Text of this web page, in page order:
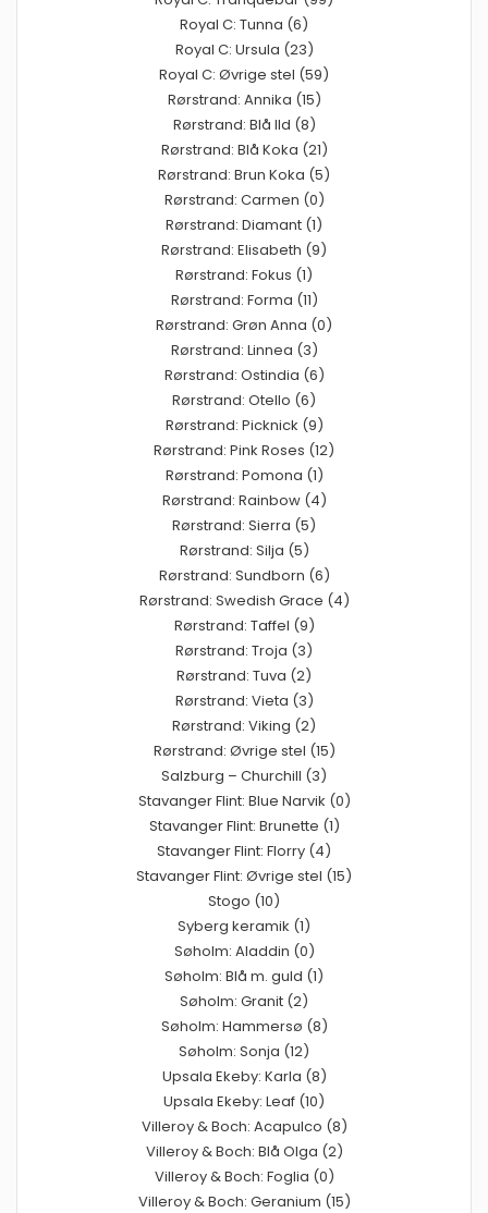
Royal C: Tunna (6)
Royal C: Ursula (23)
Royal C: Øvrige stel (59)
Rørstrand: Annika (15)
Rørstrand: Blå Ild (8)
Rørstrand: Blå Koka (21)
Rørstrand: Brun Koka (5)
Rørstrand: Carmen (0)
Rørstrand: Diamant (1)
Rørstrand: Elisabeth (9)
Rørstrand: Fokus (1)
Rørstrand: Forma (11)
Rørstrand: Grøn Anna (0)
Rørstrand: Linnea (3)
Rørstrand: Ostindia (6)
Rørstrand: Otello (6)
Rørstrand: Picknick (9)
Rørstrand: Pink Roses (12)
Rørstrand: Pomona (1)
Rørstrand: Rainbow (4)
Rørstrand: Sierra (5)
Rørstrand: Silja (5)
Rørstrand: Sundborn (6)
Rørstrand: Swedish Grace (4)
Rørstrand: Taffel (9)
Rørstrand: Troja (3)
Rørstrand: Tuva (2)
Rørstrand: Vieta (3)
Rørstrand: Viking (2)
Rørstrand: Øvrige stel (15)
Salzburg – Churchill (3)
Stavanger Flint: Blue Narvik (0)
Stavanger Flint: Brunette (1)
Stavanger Flint: Florry (4)
Stavanger Flint: Øvrige stel (15)
Stogo (10)
Syberg keramik (1)
Søholm: Aladdin (0)
Søholm: Blå m. guld (1)
Søholm: Granit (2)
Søholm: Hammersø (8)
Søholm: Sonja (12)
Upsala Ekeby: Karla (8)
Upsala Ekeby: Leaf (10)
Villeroy & Boch: Acapulco (8)
Villeroy & Boch: Blå Olga (2)
Villeroy & Boch: Foglia (0)
Villeroy & Boch: Geranium (15)